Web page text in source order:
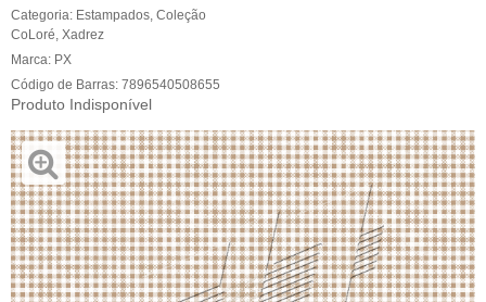
Categoria: Estampados, Coleção
CoLoré, Xadrez
Marca: PX
Código de Barras: 7896540508655
Produto Indisponível